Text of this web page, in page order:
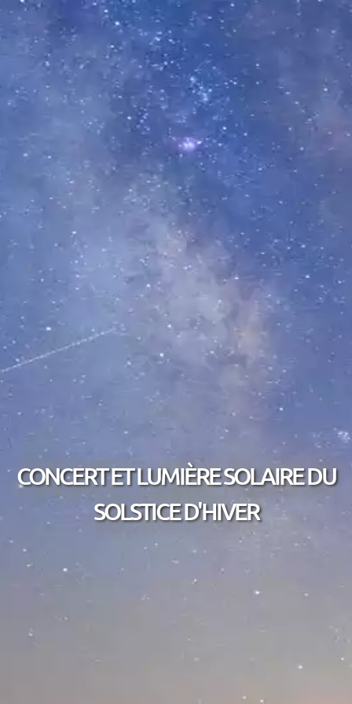
CONCERT ET LUMIÈRE SOLAIRE DU
SOLSTICE D'HIVER